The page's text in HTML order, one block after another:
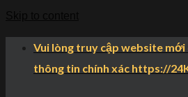
Vui lòng truy cập website mới
thông tin chính xác https://